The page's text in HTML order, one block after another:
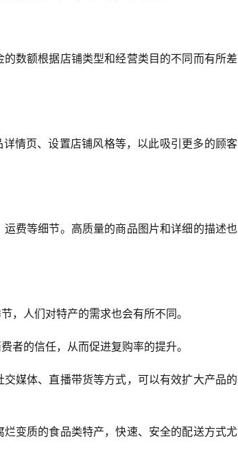
数额根据店铺类型和经营类目的不同而有所差
情页、设置店铺风格等，以此吸引更多的顾客
费等细节。高质量的商品图片和详细的描述也
，人们对特产的需求也会有所不同。
者的信任，从而促进复购率的提升。
媒体、直播带货等方式，可以有效扩大产品的
变质的食品类特产，快速、安全的配送方式尤